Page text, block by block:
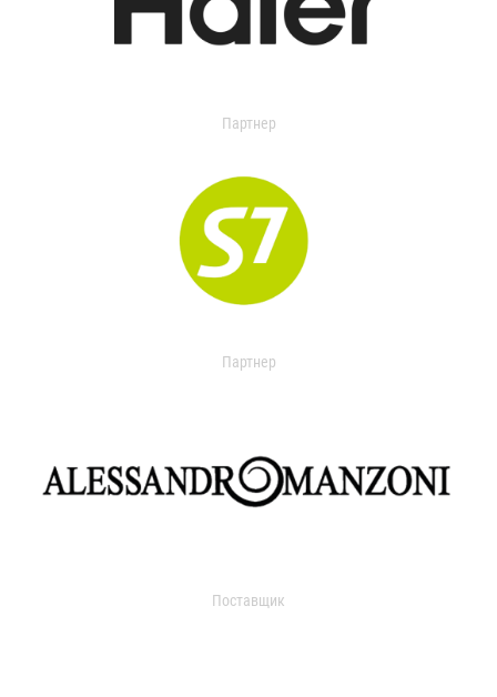
Партнер
Партнер
Поставщик